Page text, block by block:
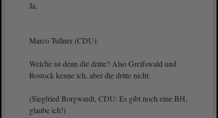
Ja.
Marco Tullner (CDU):
Welche ist denn die dritte? Also Greifswald und
Rostock kenne ich, aber die dritte nicht.
(Siegfried Borgwardt, CDU: Es gibt noch eine BH,
glaube ich!)